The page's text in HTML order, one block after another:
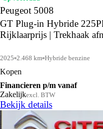
Peugeot 5008
GT Plug-in Hybride
Rijklaarprijs | Trekhaak
2025 2.468 km Hybride benzine
Kopen
Financieren p/m vanaf
Zakelijkexcl. BTW
Bekijk details